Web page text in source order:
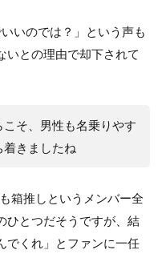
いのでは？」という声も
いとの理由で却下されて
そ、男性も名乗りやす
きましたね
箱推しというメンバー全
ひとつだそうですが、結
でくれ」とファンに一任